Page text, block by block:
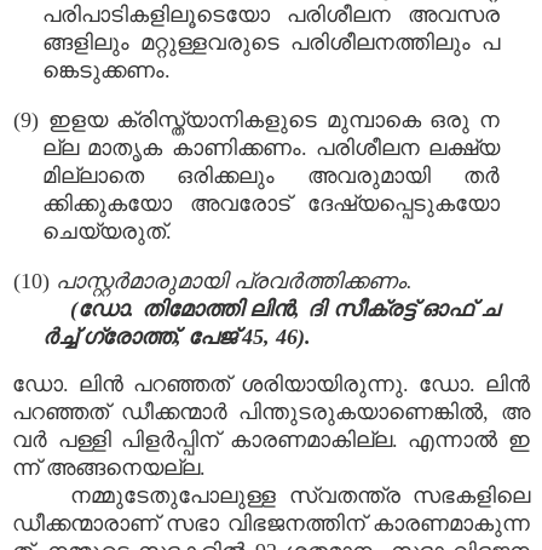
പരിപാടികളിലൂടെയോ പരിശീലന അവസര
ങ്ങളിലും മറ്റുള്ളവരുടെ പരിശീലനത്തിലും പ
ങ്കെടുക്കണം.
(9) ഇളയ ക്രിസ്ത്യാനികളുടെ മുമ്പാകെ ഒരു ന
ല്ല മാതൃക കാണിക്കണം. പരിശീലന ലക്ഷ്യ
മില്ലാതെ ഒരിക്കലും അവരുമായി തർ
ക്കിക്കുകയോ അവരോട് ദേഷ്യപ്പെടുകയോ
ചെയ്യരുത്.
(10) പാസ്റ്റർമാരുമായി പ്രവർത്തിക്കണം.
(ഡോ. തിമോത്തി ലിൻ, ദി സീക്രട്ട് ഓഫ് ച
ർച്ച് ഗ്രോത്ത്, പേജ് 45, 46).
ഡോ. ലിൻ പറഞ്ഞത് ശരിയായിരുന്നു. ഡോ. ലിൻ
പറഞ്ഞത് ഡീക്കന്മാർ പിന്തുടരുകയാണെങ്കിൽ, അ
വർ പള്ളി പിളർപ്പിന് കാരണമാകില്ല. എന്നാൽ ഇ
ന്ന് അങ്ങനെയല്ല.
നമ്മുടേതുപോലുള്ള സ്വതന്ത്ര സഭകളിലെ
ഡീക്കന്മാരാണ് സഭാ വിഭജനത്തിന് കാരണമാകുന്ന